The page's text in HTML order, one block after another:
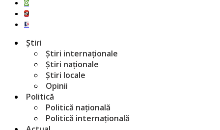
Știri
Știri internaționale
Știri naționale
Știri locale
Opinii
Politică
Politică națională
Politică internațională